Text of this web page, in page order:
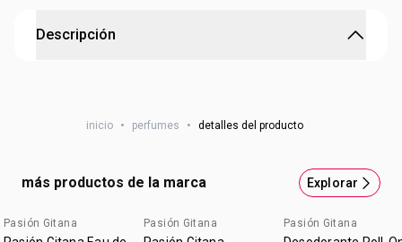
Descripción
Combinación de notas vibrantes de la mandarina y el
jazmín y la pasión de las maderas y el sándalo. Para usar
en la oficina esos días donde sale la pasión que hay en vos.
inicio • perfumes • detalles del producto
más productos de la marca Explorar
Pasión Gitana Pasión Gitana Pasión Gitana